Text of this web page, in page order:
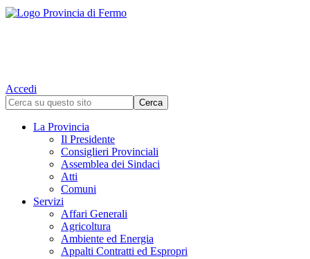
Accedi
La Provincia
Il Presidente
Consiglieri Provinciali
Assemblea dei Sindaci
Atti
Comuni
Servizi
Affari Generali
Agricoltura
Ambiente ed Energia
Appalti Contratti ed Espropri